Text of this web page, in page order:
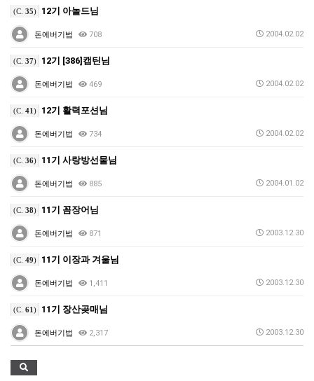
(C. 35) 12기 아놀드님
돈에버기법 708 2004.02.02
(C. 37) 12기 [386]캡틴님
돈에버기법 469 2004.02.02
(C. 41) 12기 활력포션님
돈에버기법 734 2004.02.02
(C. 36) 11기 사랑방선물님
돈에버기법 885 2004.01.02
(C. 38) 11기 꼼장어님
돈에버기법 871 2003.12.30
(C. 49) 11기 이장과 겨울님
돈에버기법 1,411 2003.12.30
(C. 61) 11기 장산곶매님
돈에버기법 2,317 2003.12.30